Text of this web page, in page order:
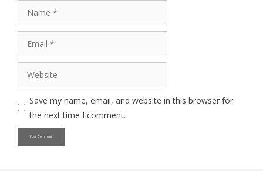
Save my name, email, and website in this browser for
the next time I comment.